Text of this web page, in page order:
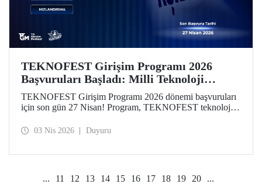
TEKNOFEST Girişim Programı 2026
Başvuruları Başladı: Milli Teknoloji
Hamlesi Yeni Girişimlerini Bekliyor!
TEKNOFEST Girişim Programı 2026 dönemi başvuruları
için son gün 27 Nisan! Program, TEKNOFEST teknoloji
kurgulandı. Programın yeni döneminde, girişimlerin
03 Nis 2026 Duyuru
... 11 12 13 14 15 16 17 18 19 20 ...